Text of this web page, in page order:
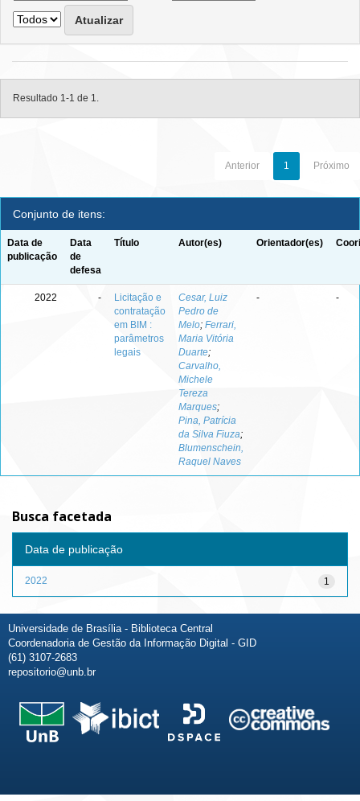
Resultado 1-1 de 1.
Anterior 1 Próximo
Conjunto de itens:
Data de
publicação
Data
de
defesa
Título Autor(es) Orientador(es)
2022 -
Licitação e
contratação
em BIM :
parâmetros
legais
Cesar, Luiz
Pedro de
Melo; Ferrari,
Maria Vitória
Duarte;
Carvalho,
Michele
Tereza
Marques;
Pina, Patrícia
da Silva Fiuza;
Blumenschein,
Raquel Naves
- -
Busca facetada
Data de publicação
1
2022
Universidade de Brasília - Biblioteca Central
Coordenadoria de Gestão da Informação Digital - GID
(61) 3107-2683
repositorio@unb.br